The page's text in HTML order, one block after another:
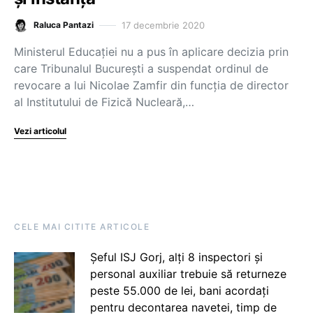
Raluca Pantazi 17 decembrie 2020
Ministerul Educației nu a pus în aplicare decizia prin
care Tribunalul București a suspendat ordinul de
revocare a lui Nicolae Zamfir din funcția de director
al Institutului de Fizică Nucleară,…
Vezi articolul
CELE MAI CITITE ARTICOLE
Șeful ISJ Gorj, alți 8 inspectori și
personal auxiliar trebuie să returneze
peste 55.000 de lei, bani acordați
pentru decontarea navetei, timp de